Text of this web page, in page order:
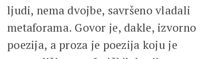
ljudi, nema dvojbe, savršeno vladali
metaforama. Govor je, dakle, izvorno
poezija, a proza je poezija koju je